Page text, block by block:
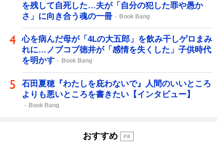
を残して自死した…夫が「自分の犯した罪や愚か
さ」に向き合う魂の一冊
Book Bang
心を病んだ母が「4Lの大五郎」を飲み干しゲロまみ
れに…ノブコブ徳井が「感情を失くした」子供時代
を明かす
Book Bang
石田夏穂『わたしを庇わないで』人間のいいところ
よりも悪いところを書きたい【インタビュー】
Book Bang
おすすめ